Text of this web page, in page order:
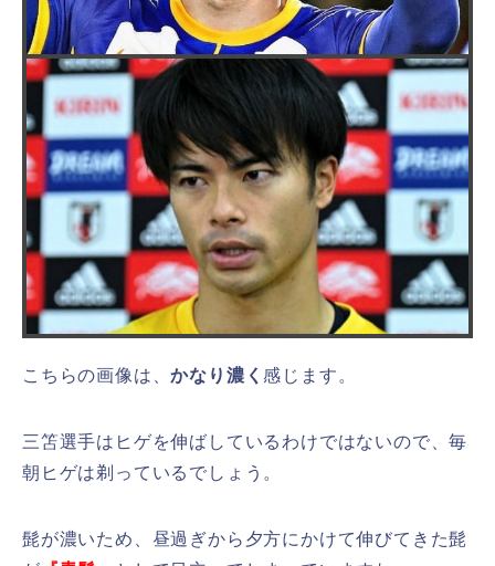
こちらの画像は、かなり濃く感じます。
三笘選手はヒゲを伸ばしているわけではないので、毎
朝ヒゲは剃っているでしょう。
髭が濃いため、昼過ぎから夕方にかけて伸びてきた髭